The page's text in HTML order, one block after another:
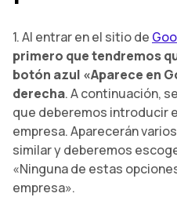
1. Al entrar en el sitio de
primero que tendremos
botón azul «Aparece en
derecha. A continuación,
que deberemos introducir
empresa. Aparecerán
similar y deberemos
«Ninguna de estas
empresa».